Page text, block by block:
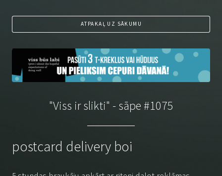
ATPAKAĻ UZ SĀKUMU
"Viss ir slikti" - sāpe #1075
postcard delivery boi